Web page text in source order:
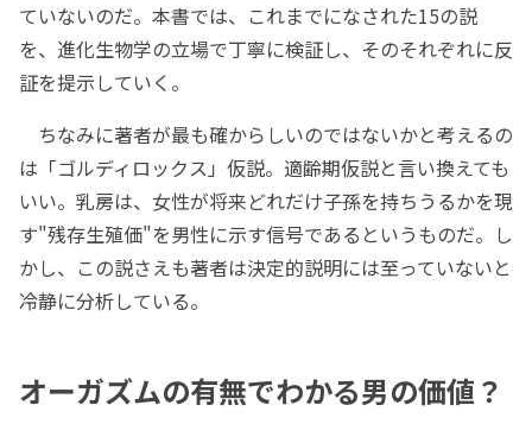
ていないのだ。本書では、これまでになされた15の説
を、進化生物学の立場で丁寧に検証し、そのそれぞれに反
証を提示していく。
ちなみに著者が最も確からしいのではないかと考えるの
は「ゴルディロックス」仮説。適齢期仮説と言い換えても
いい。乳房は、女性が将来どれだけ子孫を持ちうるかを現
す"残存生殖価"を男性に示す信号であるというものだ。し
かし、この説さえも著者は決定的説明には至っていないと
冷静に分析している。
オーガズムの有無でわかる男の価値？